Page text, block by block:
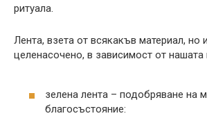
ритуала.
Лента, взета от всякакъв материал, но
целенасочено, в зависимост от нашата
зелена лента – подобряване на
благосъстояние: